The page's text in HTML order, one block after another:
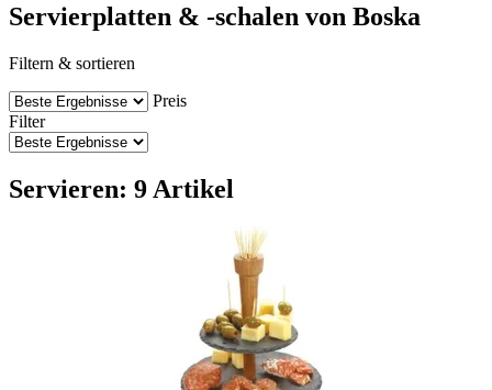
Servierplatten & -schalen von Boska
Filtern & sortieren
Preis
Filter
Servieren: 9 Artikel